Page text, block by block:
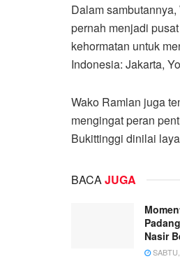
Dalam
pernah menjadi
kehormatan untuk
Indonesia: Jakarta,
Wako Ramlan juga
mengingat peran
Bukittinggi dinilai
BACAJUGA
Nasir